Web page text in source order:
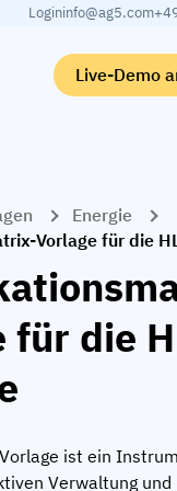
Logininfo@ag5.com
Live-Demo
Energie
Vorlage für die
für die
ist ein
Verwaltung